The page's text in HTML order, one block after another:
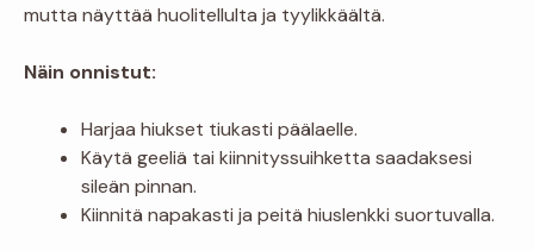
mutta näyttää huolitellulta ja tyylikkäältä.
Näin onnistut:
Harjaa hiukset tiukasti päälaelle.
Käytä geeliä tai kiinnityssuihketta saadaksesi
sileän pinnan.
Kiinnitä napakasti ja peitä hiuslenkki suortuvalla.